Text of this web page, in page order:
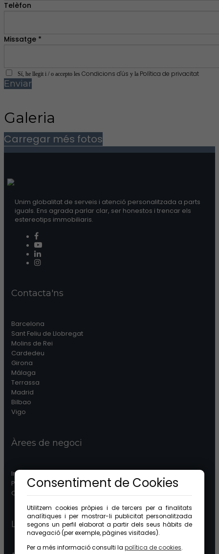
Telèfon
Missatge *
Sí, he llegit i / o accepto les Condicions d'ús y la Política de privacitat
Enviar
Galeria
Carregar més fotos
Unim globalitat de serveis i atenció personalitzada a parts
iguals. Ens agrada parlar clar, ser honestos i trencar els
estereotips immobiliaris.
Contacta'ns
Barcelona
Sant Feliu de Llobregat
Molins de Rei
Cardedeu
Girona
Málaga
Terrassa
Madrid
Bilbao
Vigo
Àrees de negoci
Immobiliària
Patrimonis
Comunitats
Legal
Consentiment de Cookies
Utilitzem cookies pròpies i de tercers per a finalitats
analítiques i per mostrar-li publicitat personalitzada
segons un perfil elaborat a partir dels seus hàbits de
navegació (per exemple, pàgines visitades).
Per a més informació consulti la política de cookies.